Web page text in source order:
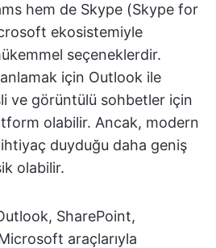
hem de Skype (Skype for
ekosistemiyle
seçeneklerdir.
için Outlook ile
ve görüntülü sohbetler için
olabilir. Ancak, modern
ihtiyaç duyduğu daha geniş
olabilir.
SharePoint,
araçlarıyla